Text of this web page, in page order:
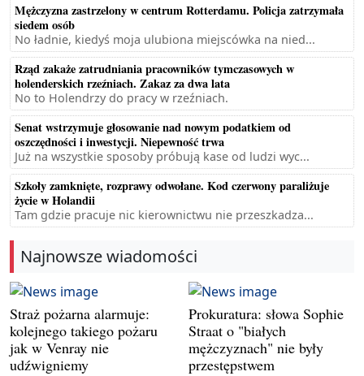
Mężczyzna zastrzelony w centrum Rotterdamu. Policja zatrzymała
siedem osób
No ładnie, kiedyś moja ulubiona miejscówka na nied...
Rząd zakaże zatrudniania pracowników tymczasowych w
holenderskich rzeźniach. Zakaz za dwa lata
No to Holendrzy do pracy w rzeźniach.
Senat wstrzymuje głosowanie nad nowym podatkiem od
oszczędności i inwestycji. Niepewność trwa
Już na wszystkie sposoby próbują kase od ludzi wyc...
Szkoły zamknięte, rozprawy odwołane. Kod czerwony paraliżuje
życie w Holandii
Tam gdzie pracuje nic kierownictwu nie przeszkadza...
Najnowsze wiadomości
Straż pożarna alarmuje:
kolejnego takiego pożaru
jak w Venray nie
udźwigniemy
Prokuratura: słowa Sophie
Straat o "białych
mężczyznach" nie były
przestępstwem